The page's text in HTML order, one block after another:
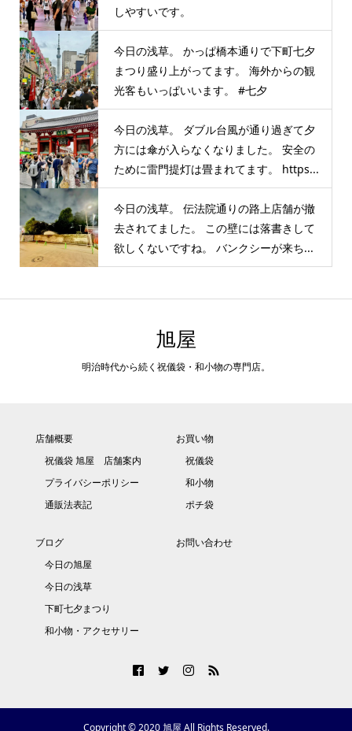
しやすいです。
今日の浅草。 かっぱ橋本通りで下町七夕
まつり盛り上がってます。 海外からの観
光客もいっぱいいます。 #七夕
今日の浅草。 ダブル台風が通り過ぎて夕
方には傘が入らなくなりました。 安全の
ために雷門提灯は畳まれてます。 https...
今日の浅草。 伝法院通りの路上店舗が撤
去されてました。 この壁には落書きして
欲しくないですね。 バンクシーが来ち...
旭屋
明治時代から続く祝儀袋・和小物の専門店。
店舗概要
祝儀袋 旭屋 店舗案内
プライバシーポリシー
通販法表記
お買い物
祝儀袋
和小物
ポチ袋
ブログ
今日の旭屋
今日の浅草
下町七夕まつり
和小物・アクセサリー
お問い合わせ
Copyright © 2020 旭屋 All Rights Reserved.